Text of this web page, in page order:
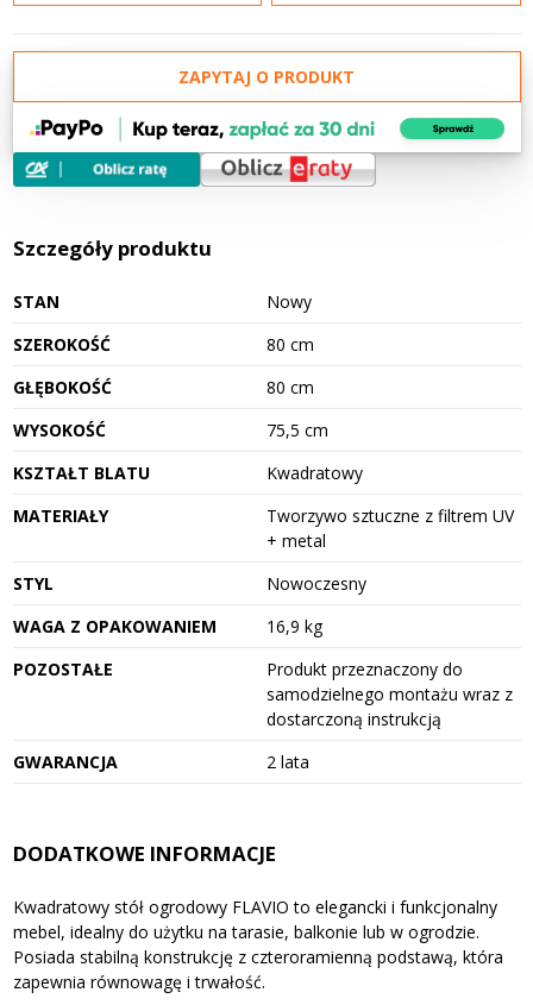
ZAPYTAJ O PRODUKT
Szczegóły produktu
STAN
Nowy
SZEROKOŚĆ
80 cm
GŁĘBOKOŚĆ
80 cm
WYSOKOŚĆ
75,5 cm
KSZTAŁT BLATU
Kwadratowy
MATERIAŁY
Tworzywo sztuczne z filtrem UV
+ metal
STYL
Nowoczesny
WAGA Z OPAKOWANIEM
16,9 kg
POZOSTAŁE
Produkt przeznaczony do
samodzielnego montażu wraz z
dostarczoną instrukcją
GWARANCJA
2 lata
DODATKOWE INFORMACJE
Kwadratowy stół ogrodowy FLAVIO to elegancki i funkcjonalny
mebel, idealny do użytku na tarasie, balkonie lub w ogrodzie.
Posiada stabilną konstrukcję z czteroramienną podstawą, która
zapewnia równowagę i trwałość.